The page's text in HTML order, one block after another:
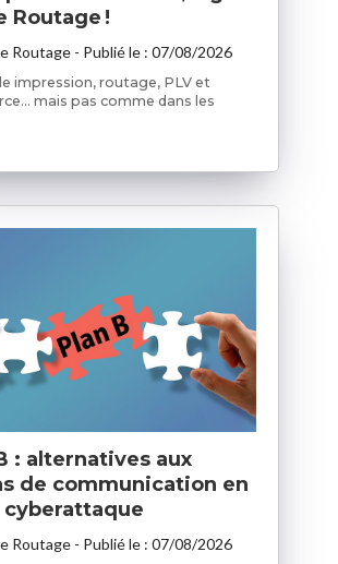
Routage !
Routage - Publié le : 07/08/2026
impression, routage, PLV et
mais pas comme dans les
: alternatives aux
de communication en
cyberattaque
Routage - Publié le : 07/08/2026